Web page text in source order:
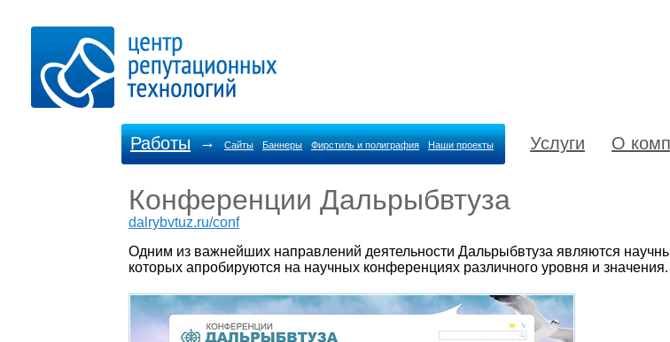
Работы → Сайты Баннеры Фирстиль и полиграфия Наши проекты Услуги О
Конференции Дальрыбвтуза
dalrybvtuz.ru/conf
Одним из важнейших направлений деятельности Дальрыбвтуза являются
которых апробируются на научных конференциях различного уровня и значения.